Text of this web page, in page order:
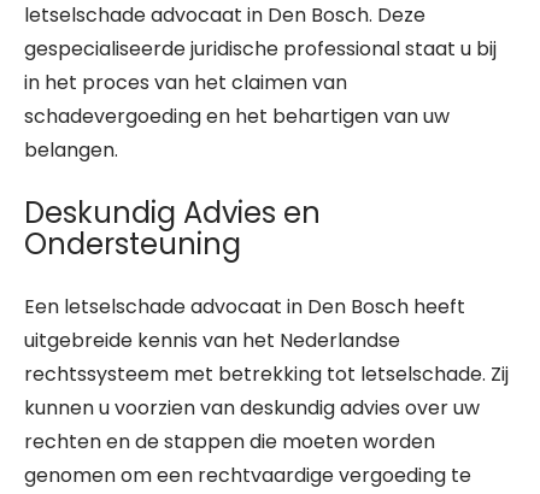
letselschade advocaat in Den Bosch. Deze
gespecialiseerde juridische professional staat u bij
in het proces van het claimen van
schadevergoeding en het behartigen van uw
belangen.
Deskundig Advies en
Ondersteuning
Een letselschade advocaat in Den Bosch heeft
uitgebreide kennis van het Nederlandse
rechtssysteem met betrekking tot letselschade. Zij
kunnen u voorzien van deskundig advies over uw
rechten en de stappen die moeten worden
genomen om een rechtvaardige vergoeding te